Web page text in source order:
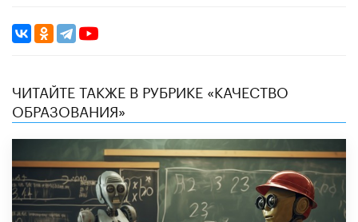
ЧИТАЙТЕ ТАКЖЕ В РУБРИКЕ «КАЧЕСТВО
ОБРАЗОВАНИЯ»